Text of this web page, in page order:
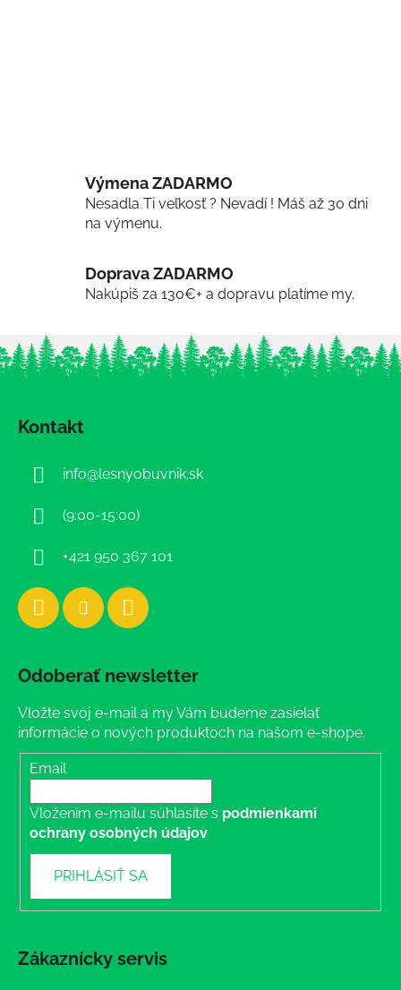
Výmena ZADARMO
Nesadla Ti veľkosť ? Nevadí ! Máš až 30 dni
na výmenu.
Doprava ZADARMO
Nakúpiš za 130€+ a dopravu platíme my.
Kontakt
info@lesnyobuvnik.sk
(9:00-15:00)
+421 950 367 101
Odoberať newsletter
Vložte svoj e-mail a my Vám budeme zasielať
informácie o nových produktoch na našom e-shope.
Email
Vložením e-mailu súhlasíte s podmienkami
ochrany osobných údajov
PRIHLÁSIŤ SA
Zákaznícky servis